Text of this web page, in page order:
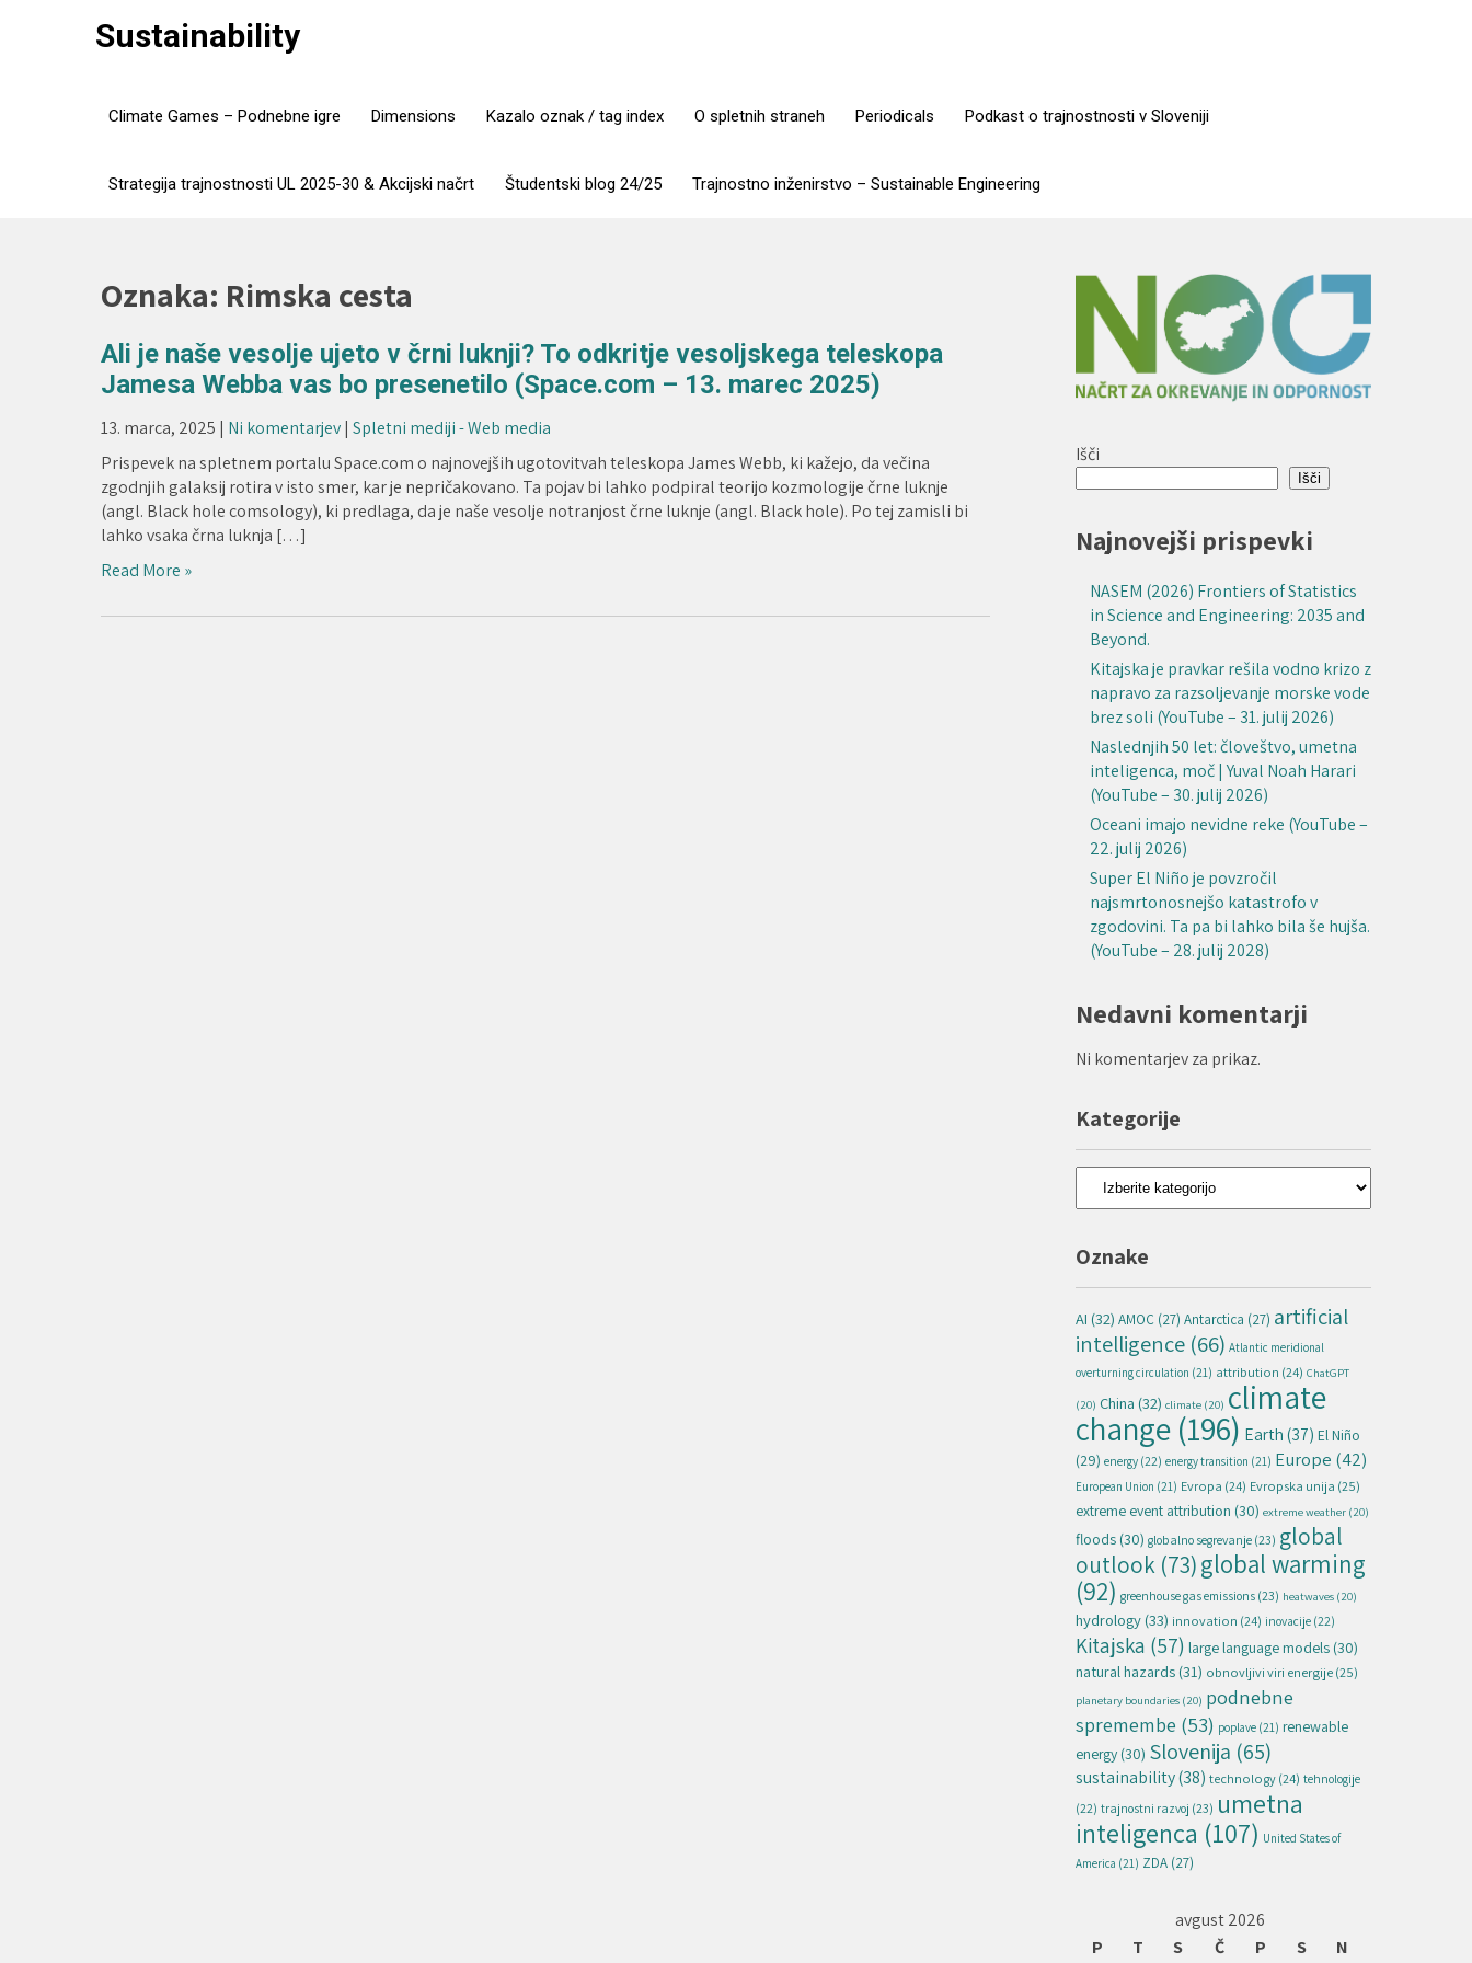
Sustainability
Climate Games – Podnebne igre Dimensions Kazalo oznak / tag index O spletnih straneh Periodicals Podkast o trajnostnosti v Sloveniji
Strategija trajnostnosti UL 2025-30 & Akcijski načrt Študentski blog 24/25 Trajnostno inženirstvo – Sustainable Engineering
Oznaka: Rimska cesta
Ali je naše vesolje ujeto v črni luknji? To odkritje vesoljskega teleskopa
Jamesa Webba vas bo presenetilo (Space.com – 13. marec 2025)
13. marca, 2025 | Ni komentarjev| Spletni mediji - Web media
Prispevek na spletnem portalu Space.com o najnovejših ugotovitvah teleskopa James Webb, ki kažejo, da večina
zgodnjih galaksij rotira v isto smer, kar je nepričakovano. Ta pojav bi lahko podpiral teorijo kozmologije črne luknje
(angl. Black hole comsology), ki predlaga, da je naše vesolje notranjost črne luknje (angl. Black hole). Po tej zamisli bi
lahko vsaka črna luknja […]
Read More »
Išči
Išči
Najnovejši prispevki
NASEM (2026) Frontiers of Statistics
in Science and Engineering: 2035 and
Beyond.
Kitajska je pravkar rešila vodno krizo z
napravo za razsoljevanje morske vode
brez soli (YouTube – 31. julij 2026)
Naslednjih 50 let: človeštvo, umetna
inteligenca, moč | Yuval Noah Harari
(YouTube – 30. julij 2026)
Oceani imajo nevidne reke (YouTube –
22. julij 2026)
Super El Niño je povzročil
najsmrtonosnejšo katastrofo v
zgodovini. Ta pa bi lahko bila še hujša.
(YouTube – 28. julij 2028)
Nedavni komentarji
Ni komentarjev za prikaz.
Kategorije
Kategorije
Oznake
AI (32) AMOC (27) Antarctica (27) artificial
intelligence (66) Atlantic meridional
overturning circulation (21) attribution (24) ChatGPT
(20) China (32) climate (20) climate
change (196) Earth (37) El Niño
(29) energy (22) energy transition (21) Europe (42)
European Union (21) Evropa (24) Evropska unija (25)
extreme event attribution (30) extreme weather (20)
floods (30) globalno segrevanje (23) global
outlook (73)global warming
(92) greenhouse gas emissions (23) heatwaves (20)
hydrology(33) innovation (24) inovacije (22)
Kitajska (57) large language models (30)
natural hazards (31) obnovljivi viri energije(25)
planetary boundaries (20) podnebne
spremembe (53) poplave (21) renewable
energy (30) Slovenija (65)
sustainability(38) technology(24) tehnologije
(22) trajnostni razvoj (23) umetna
inteligenca (107) United States of
America (21) ZDA (27)
avgust 2026
P
T S Č P S N